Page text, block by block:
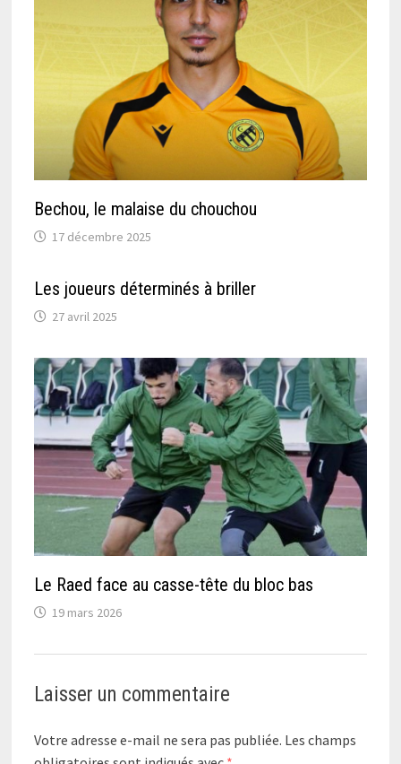
Bechou, le malaise du chouchou
17 décembre 2025
Les joueurs déterminés à briller
27 avril 2025
Le Raed face au casse-tête du bloc bas
19 mars 2026
Laisser un commentaire
Votre adresse e-mail ne sera pas publiée. Les champs